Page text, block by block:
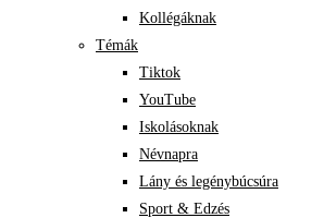
Kollégáknak
Témák
Tiktok
YouTube
Iskolásoknak
Névnapra
Lány és legénybúcsúra
Sport & Edzés